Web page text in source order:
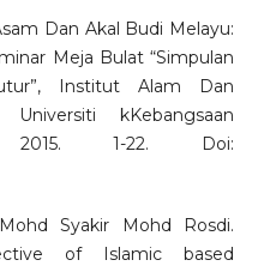
Dan Akal Budi Melayu:
Meja Bulat “Simpulan
Institut Alam Dan
kKebangsaan
2015. 1-22. Doi:
Syakir Mohd Rosdi.
of Islamic based